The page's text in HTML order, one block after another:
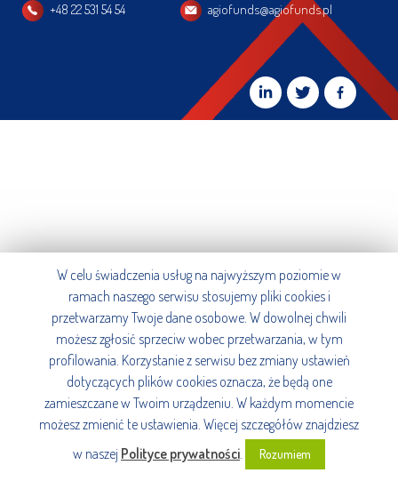
+48 22 531 54 54 agiofunds@agiofunds.pl
W celu świadczenia usług na najwyższym poziomie w
ramach naszego serwisu stosujemy pliki cookies i
przetwarzamy Twoje dane osobowe. W dowolnej chwili
możesz zgłosić sprzeciw wobec przetwarzania, w tym
profilowania. Korzystanie z serwisu bez zmiany ustawień
dotyczących plików cookies oznacza, że będą one
zamieszczane w Twoim urządzeniu. W każdym momencie
możesz zmienić te ustawienia. Więcej szczegółów znajdziesz
w naszej Polityce prywatności. Rozumiem